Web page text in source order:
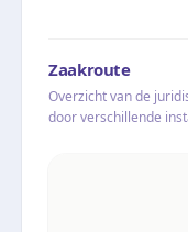
Zaakroute
Overzicht van de
door verschillende